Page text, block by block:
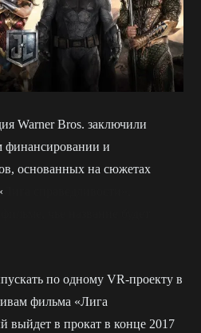
Warner Bros. заключили
финансировании и
основанных на сюжетах
по одному VR-проекту в
фильма «Лига
выйдет в прокат в конце 2017